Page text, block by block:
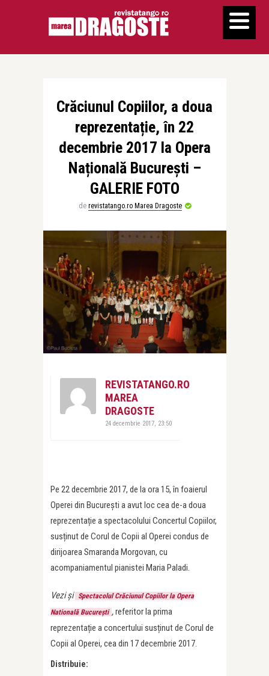
Crăciunul Copiilor, a doua
reprezentație, în 22
decembrie 2017 la Opera
Națională București –
GALERIE FOTO
de revistatango.ro Marea Dragoste
REVISTATANGO.RO
MAREA
DRAGOSTE
24 decembrie 2017, 23:50
Pe 22 decembrie 2017, de la ora 15, în foaierul
Operei din București a avut loc cea de-a doua
reprezentație a spectacolului Concertul Copiilor,
susținut de Corul de Copii al Operei condus de
dirijoarea Smaranda Morgovan, cu
acompaniamentul pianistei Maria Paladi.
Vezi și Spectacolul Crăciunul Copiilor la Opera
Natională București ,referitor la prima
reprezentație a concertului susținut de Corul de
Copii al Operei, cea din 17 decembrie 2017.
Distribuie: